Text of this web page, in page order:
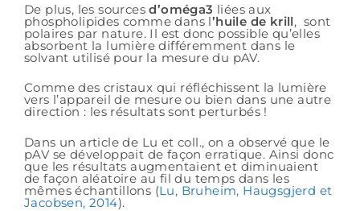
De plus, les sourcesd’oméga3 liées aux
phospholipides comme dans l’huile de krill, sont
polaires par nature. Il est donc possible qu’elles
absorbent la lumière différemment dans le
solvant utilisé pour la mesure du pAV.
Comme des cristaux qui réfléchissent la lumière
vers l’appareil de mesure ou bien dans une autre
direction : les résultats sont perturbés !
Dans un article de Lu et coll., on a observé que le
pAV se développait de façon erratique. Ainsi donc
que les résultats augmentaient et diminuaient
de façon aléatoire au fil du temps dans les
mêmes échantillons (Lu, Bruheim, Haugsgjerd et
Jacobsen, 2014).